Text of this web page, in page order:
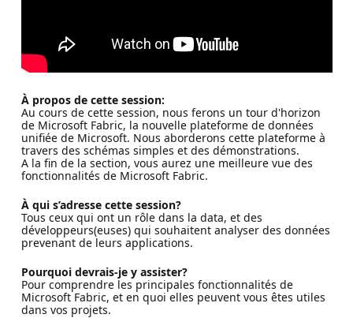
À propos de cette session:
Au cours de cette session, nous ferons un tour d'horizon
de Microsoft Fabric, la nouvelle plateforme de données
unifiée de Microsoft. Nous aborderons cette plateforme à
travers des schémas simples et des démonstrations.
A la fin de la section, vous aurez une meilleure vue des
fonctionnalités de Microsoft Fabric.
À qui s’adresse cette session?
Tous ceux qui ont un rôle dans la data, et des
développeurs(euses) qui souhaitent analyser des données
prevenant de leurs applications.
Pourquoi devrais-je y assister?
Pour comprendre les principales fonctionnalités de
Microsoft Fabric, et en quoi elles peuvent vous êtes utiles
dans vos projets.